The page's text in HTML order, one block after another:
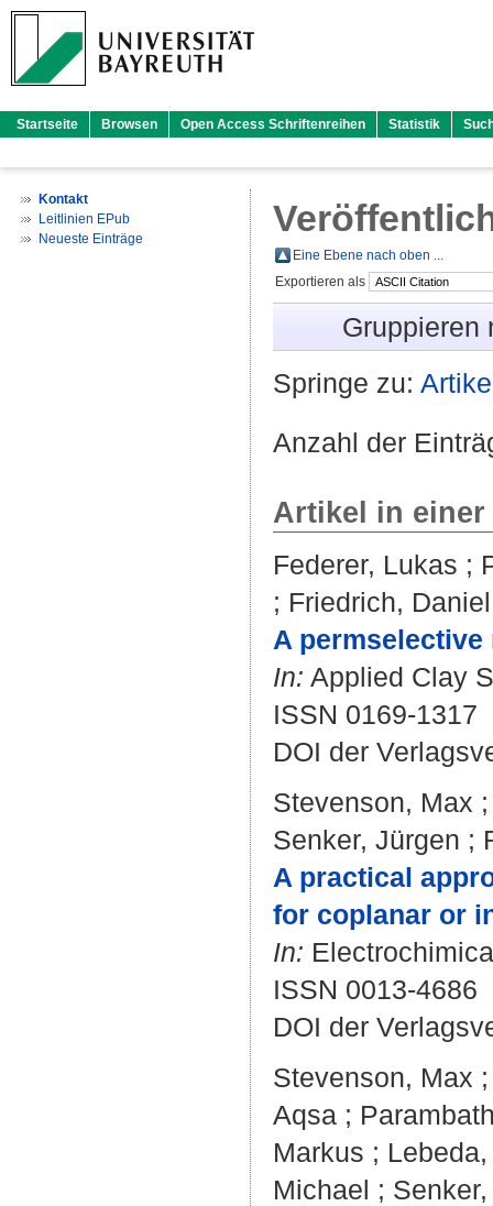
Startseite Browsen Open Access Schriftenreihen Statistik
Kontakt
Leitlinien EPub
Neueste Einträge
Eine Ebene nach oben ...
Exportieren als
Gruppieren
Springe zu:
Anzahl der
Artikel in
Federer, Lukas ;
; Friedrich, Daniel
A permselective
In: Applied Clay
ISSN 0169-1317
DOI der
Stevenson, Max
Senker, Jürgen ;
A practical
for coplanar or
In:
ISSN 0013-4686
DOI der
Stevenson, Max
Aqsa ;
Markus ;
Michael ;